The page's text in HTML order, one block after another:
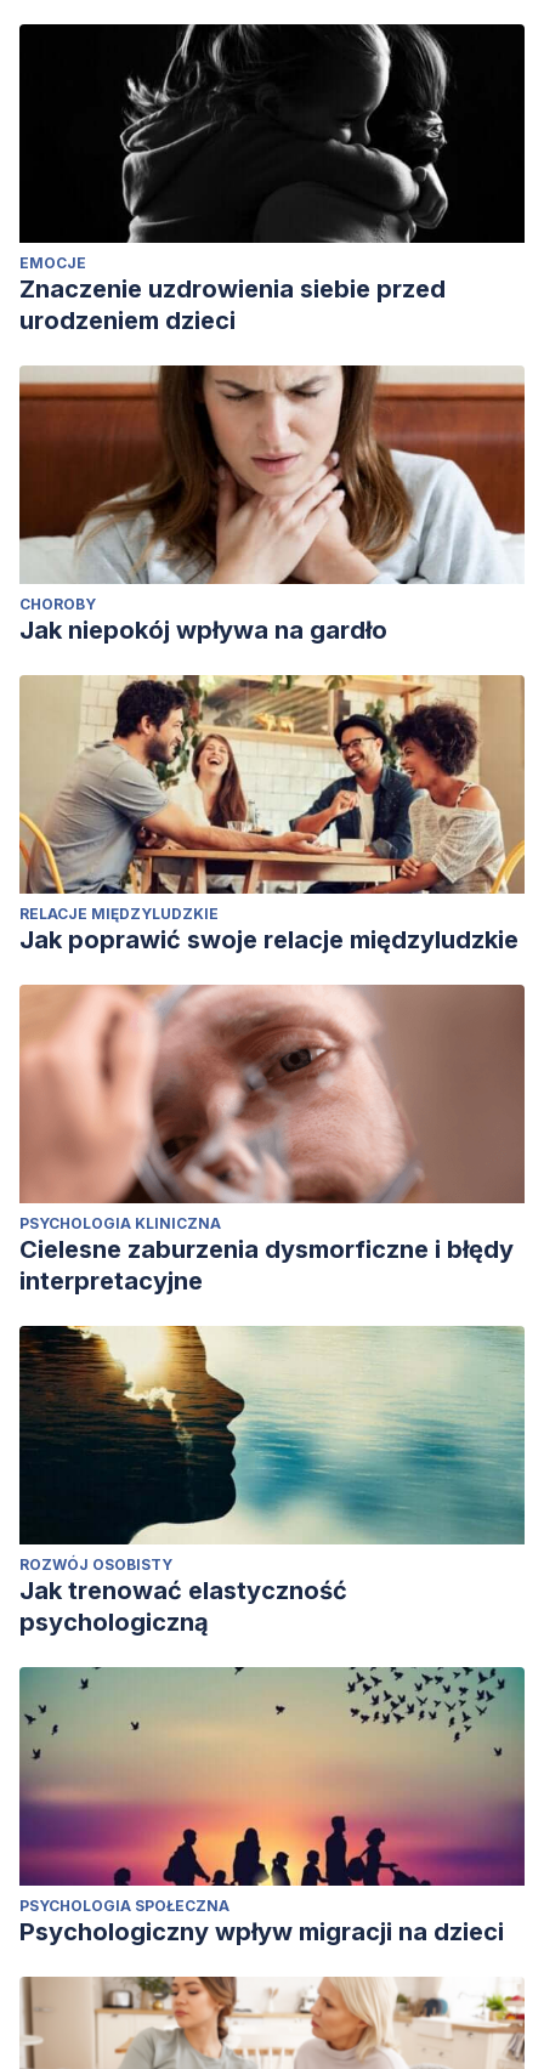
Societies.The Social Contract Press.
https://www.thesocialcontract.com/pdf/twenty-
three/tsc_20_3_wilcox_defamation.pdf
EMOCJE
Znaczenie uzdrowienia siebie przed
urodzeniem dzieci
CHOROBY
Jak niepokój wpływa na gardło
RELACJE MIĘDZYLUDZKIE
Jak poprawić swoje relacje międzyludzkie
PSYCHOLOGIA KLINICZNA
Cielesne zaburzenia dysmorficzne i błędy
interpretacyjne
ROZWÓJ OSOBISTY
Jak trenować elastyczność
psychologiczną
PSYCHOLOGIA SPOŁECZNA
Psychologiczny wpływ migracji na dzieci